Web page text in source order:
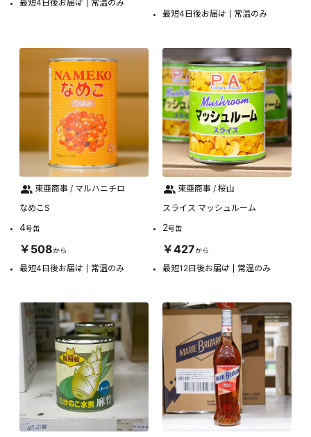
最短4日後お届け 常温のみ
最短4日後お届け 常温のみ
東亜商事 / マルハニチロ
なめこS
4号缶
￥508から
最短4日後お届け 常温のみ
東亜商事 / 桜山
スライス マッシュルーム
2号缶
￥427から
最短12日後お届け 常温のみ